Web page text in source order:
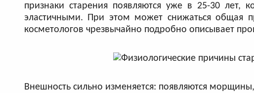
признаки старения появляются уже в 25-30 лет,
эластичными. При этом может снижаться общая
косметологов чрезвычайно подробно описывает
Внешность сильно изменяется: появляются